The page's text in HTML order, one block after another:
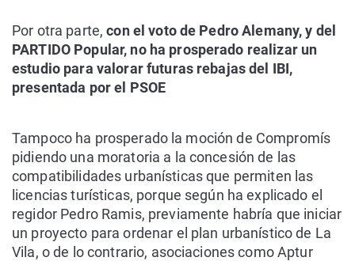
Por otra parte,con el voto de Pedro Alemany, y del
PARTIDO Popular, no ha prosperado realizar un
estudio para valorar futuras rebajas del IBI,
presentada por el PSOE
Tampoco ha prosperado la moción de Compromís
pidiendo una moratoria a la concesión de las
compatibilidades urbanísticas que permiten las
licencias turísticas, porque según ha explicado el
regidor Pedro Ramis, previamente habría que iniciar
un proyecto para ordenar el plan urbanístico de La
Vila, o de lo contrario, asociaciones como Aptur